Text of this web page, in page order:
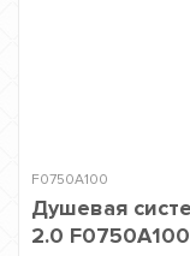
F0750A100
Душевая
2.0 F0750A100